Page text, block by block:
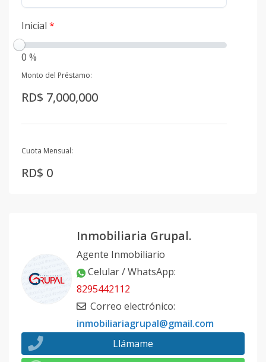
Inicial *
0 %
Monto del Préstamo:
RD$ 7,000,000
Cuota Mensual:
RD$ 0
Inmobiliaria Grupal.
Agente Inmobiliario
Celular / WhatsApp:
8295442112
Correo electrónico:
inmobiliariagrupal@gmail.com
Llámame